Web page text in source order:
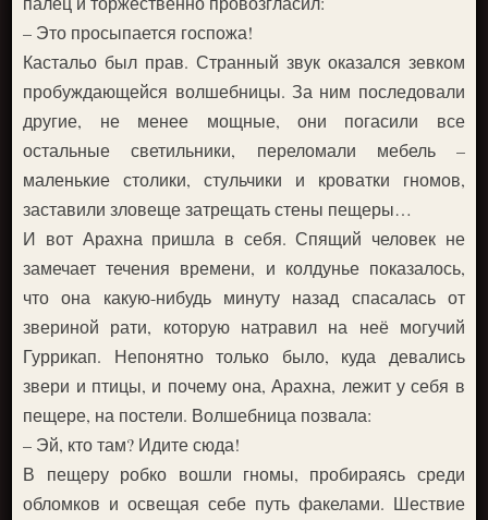
– Это просыпается госпожа!
Кастальо был прав. Странный звук оказался зевком
пробуждающейся волшебницы. За ним последовали
другие, не менее мощные, они погасили все
остальные светильники, переломали мебель –
маленькие столики, стульчики и кроватки гномов,
заставили зловеще затрещать стены пещеры…
И вот Арахна пришла в себя. Спящий человек не
замечает течения времени, и колдунье показалось,
что она какую-нибудь минуту назад спасалась от
звериной рати, которую натравил на неё могучий
Гуррикап. Непонятно только было, куда девались
звери и птицы, и почему она, Арахна, лежит у себя в
пещере, на постели. Волшебница позвала:
– Эй, кто там? Идите сюда!
В пещеру робко вошли гномы, пробираясь среди
обломков и освещая себе путь факелами. Шествие